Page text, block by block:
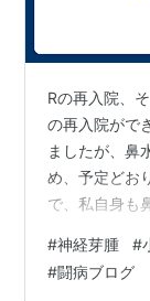
Rの再入院、
の再入院がで
ましたが、鼻
め、予定どお
で、私自身も
け、泣きなが
R…。「風邪ひ
#神経芽腫 #
#闘病ブログ